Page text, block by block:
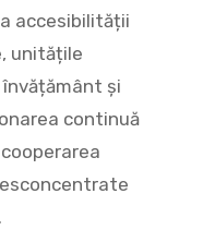
accesibilității
unitățile
și
continuă